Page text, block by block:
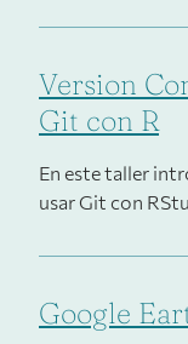
Version
Git con R
En este taller
usar Git con
Google